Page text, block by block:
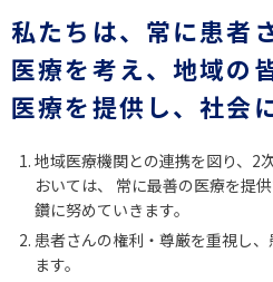
私たちは、常に患者
医療を考え、地域の
医療を提供し、社会
地域医療機関との連携を図り、2
おいては、 常に最善の医療を提
鑽に努めていきます。
患者さんの権利・尊厳を重視し
ます。